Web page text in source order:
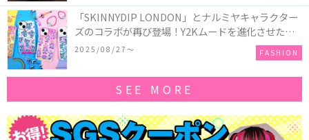
「SKINNYDIP LONDON」とナルミヤキャラクター
ズのコラボが再び登場！Y2Kムードを進化させた新
作コレクションを発売♪
2025/08/27〜 FASHION
SEE MORE